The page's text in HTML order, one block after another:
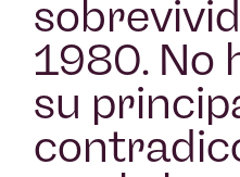
1980. No
su